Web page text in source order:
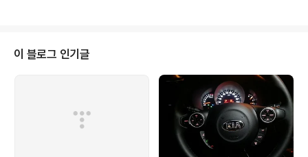
귀찮게 질문 드려 알아냈습니다 ㅋ
이 블로그 인기글